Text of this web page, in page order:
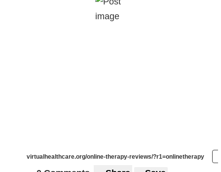
virtualhealthcare.org/online-therapy-reviews/?r1=onlinetherapy